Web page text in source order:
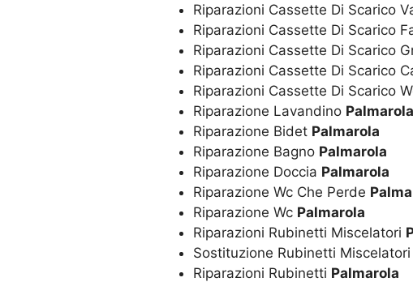
Riparazioni Cassette Di Scarico
Riparazioni Cassette Di Scarico
Riparazioni Cassette Di Scarico
Riparazioni Cassette Di Scarico
Riparazioni Cassette Di Scarico
Riparazione Lavandino Palmarola
Riparazione Bidet Palmarola
Riparazione Bagno Palmarola
Riparazione Doccia Palmarola
Riparazione Wc Che Perde
Riparazione Wc Palmarola
Riparazioni Rubinetti Miscelatori
Sostituzione Rubinetti Miscelatori
Riparazioni Rubinetti Palmarola